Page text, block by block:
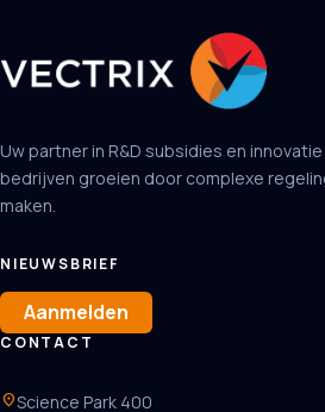
Uw partner in R&D subsidies en
bedrijven groeien door complexe
maken.
NIEUWSBRIEF
Aanmelden
CONTACT
location_onScience Park 400